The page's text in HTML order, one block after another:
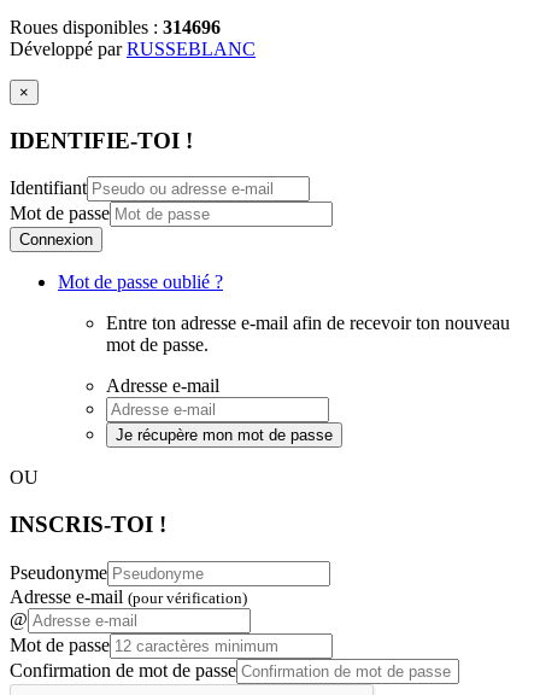
Roues disponibles : 314696
Développé parRUSSEBLANC
×
IDENTIFIE-TOI !
Identifiant
Mot de passe
Connexion
Mot de passe oublié ?
Entre ton adresse e-mail afin de recevoir ton nouveau
mot de passe.
Adresse e-mail
Je récupère mon mot de passe
OU
INSCRIS-TOI !
Pseudonyme
Adresse e-mail (pour vérification)
@
Mot de passe
Confirmation de mot de passe